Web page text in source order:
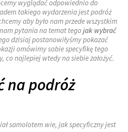
wyglądać odpowiednio do
takiego wydarzenia jest podróż
aby było nam przede wszystkim
pytania na temat tego jak wybrać
dzisiaj postanowiłyśmy pokazać
omówimy sobie specyfikę tego
co najlepiej wtedy na siebie założyć.
na podróż
samolotem wie, jak specyficzny jest